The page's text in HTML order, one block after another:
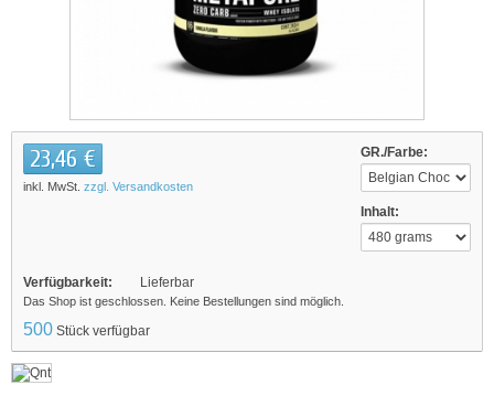
GR./Farbe:
Inhalt:
23,46 €
inkl. MwSt. zzgl. Versandkosten
Verfügbarkeit: Lieferbar
Das Shop ist geschlossen. Keine Bestellungen sind möglich.
500 Stück verfügbar